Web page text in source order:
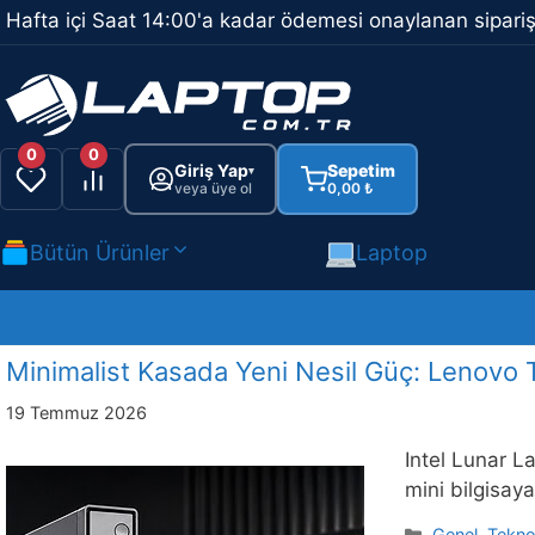
İçeriğe
atla
Hafta içi Saat 14:00'a kadar ödemesi onaylanan
0 0
Giriş Yap▾
veya üye ol
Sepetim
0,00 ₺
Bütün Ürünler Laptop
Minimalist Kasada Yeni Nesil Güç: Lenovo
19 Temmuz 2026
Intel Lunar
mini